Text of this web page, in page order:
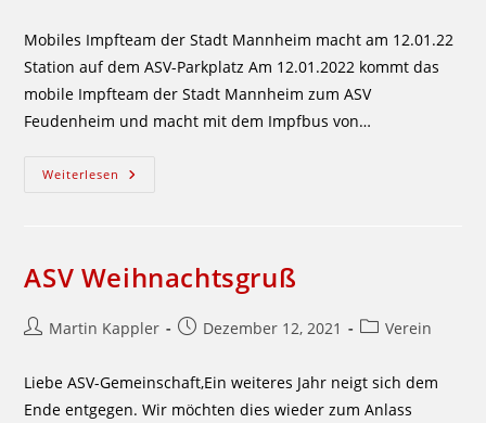
Mobiles Impfteam der Stadt Mannheim macht am 12.01.22
Station auf dem ASV-Parkplatz Am 12.01.2022 kommt das
mobile Impfteam der Stadt Mannheim zum ASV
Feudenheim und macht mit dem Impfbus von…
Weiterlesen Impfbus
ASV Weihnachtsgruß
Beitrags-
Martin Kappler
BeitragDezember 12, 2021
Beitrags-
Verein
Liebe ASV-Gemeinschaft,Ein weiteres Jahr neigt sich dem
Ende entgegen. Wir möchten dies wieder zum Anlass